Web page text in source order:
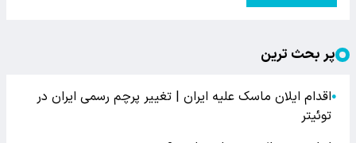
پر بحث ترین
●اقدام ایلان ماسک علیه ایران | تغییر پرچم رسمی ایران در
توئیتر